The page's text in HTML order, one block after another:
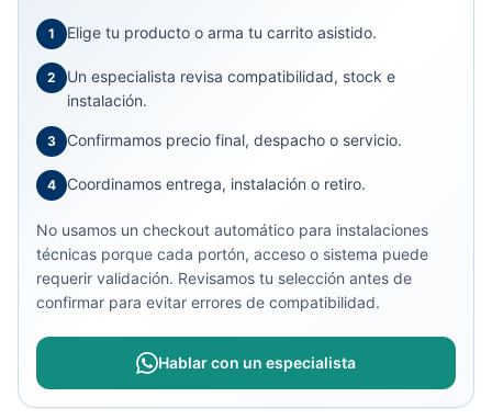
1 Elige tu producto o arma tu carrito asistido.
2
Un especialista revisa compatibilidad, stock e
instalación.
3 Confirmamos precio final, despacho o servicio.
4 Coordinamos entrega, instalación o retiro.
No usamos un checkout automático para instalaciones
técnicas porque cada portón, acceso o sistema puede
requerir validación. Revisamos tu selección antes de
confirmar para evitar errores de compatibilidad.
Hablar con un especialista